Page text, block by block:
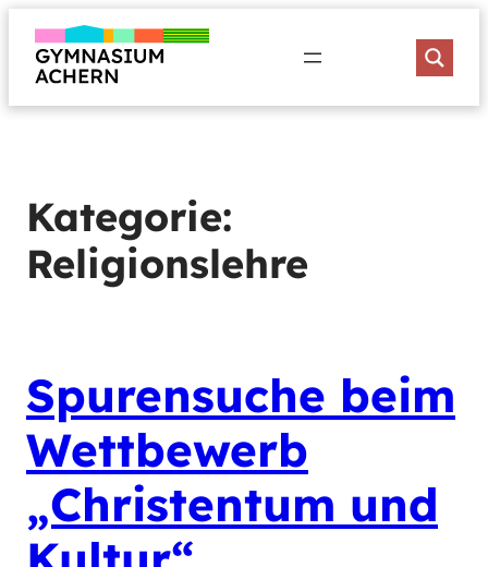
Inhalt
springen
Kategorie:
Religionslehre
Spurensuche beim
Wettbewerb
„Christentum und